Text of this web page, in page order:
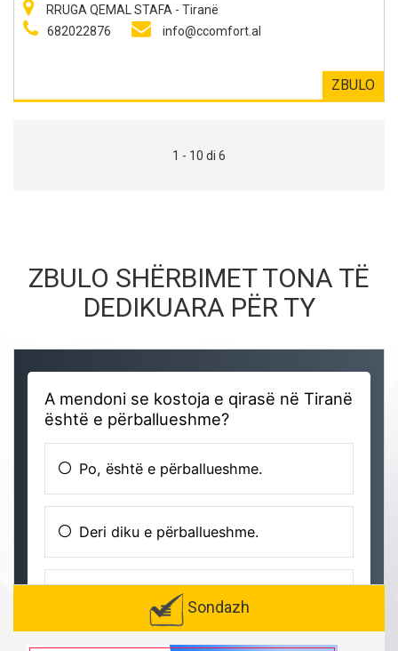
RRUGA QEMAL STAFA - Tiranë
682022876
info@ccomfort.al
ZBULO
1 - 10 di 6
ZBULO SHËRBIMET TONA TË
DEDIKUARA PËR TY
Sondazh